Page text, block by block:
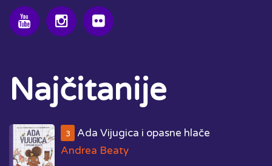
Najčitanije
3
Ada Vijugica i opasne hlače
Andrea Beaty